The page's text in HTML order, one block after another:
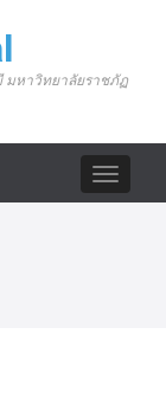
มหาวิทยาลัยราชภัฏ
Toggle